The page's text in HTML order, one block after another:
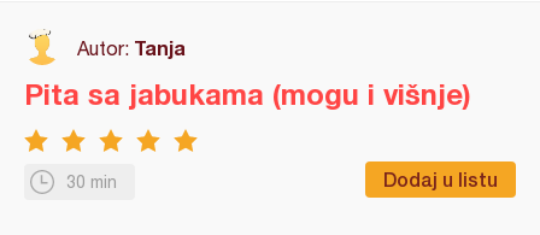
Autor: Tanja
30 min Dodaj u listu
Pita sa jabukama (mogu i višnje)